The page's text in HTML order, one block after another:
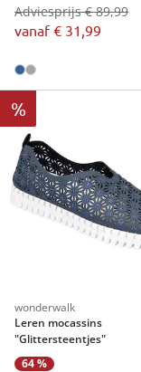
vanaf€ 31,99
Adviesprijs € 89,99
%
wonderwalk
Leren mocassins
"Glittersteentjes"
64 %